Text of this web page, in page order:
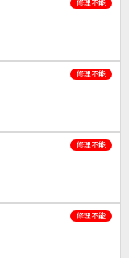
修理不能
修理不能
修理不能
修理不能